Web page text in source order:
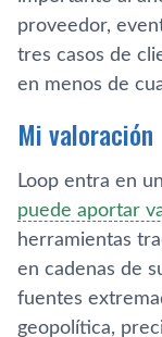
proveedor,
tres casos de
en menos de
Mi valoración
Loop entra en
puede aportar
herramientas
en cadenas de
fuentes
geopolítica,